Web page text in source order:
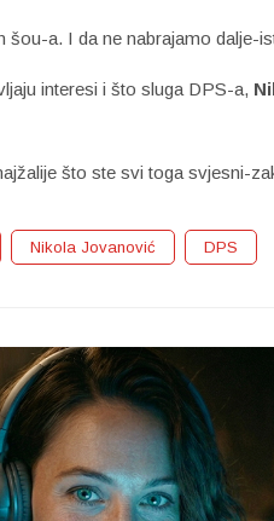
šou-a. I da ne nabrajamo dalje-
interesi i što sluga DPS-a,
što ste svi toga svjesni-
Nikola Jovanović DPS